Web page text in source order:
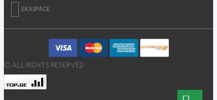
EKASPACE
© ALL RIGHTS RESERVED